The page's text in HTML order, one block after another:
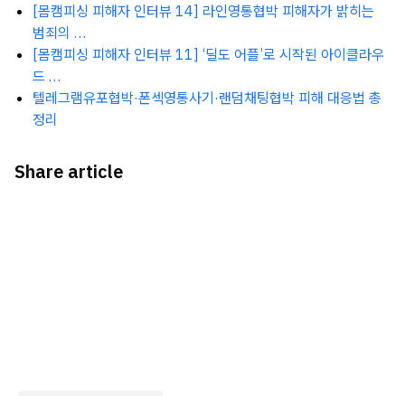
[몸캠피싱 피해자 인터뷰 14] 라인영통협박 피해자가 밝히는
범죄의 …
[몸캠피싱 피해자 인터뷰 11] ‘딜도 어플’로 시작된 아이클라우
드 …
텔레그램유포협박·폰섹영통사기·랜덤채팅협박 피해 대응법 총
정리
Share article